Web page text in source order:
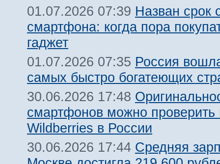
01.07.2026 07:39 Назван срок
смартфона: когда пора
гаджет
01.07.2026 07:35 Россия
самых быстро богатеющих
30.06.2026 17:48
смартфонов можно проверить
Wildberries в России
30.06.2026 17:44 Средняя